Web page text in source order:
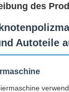
des
Autoteile